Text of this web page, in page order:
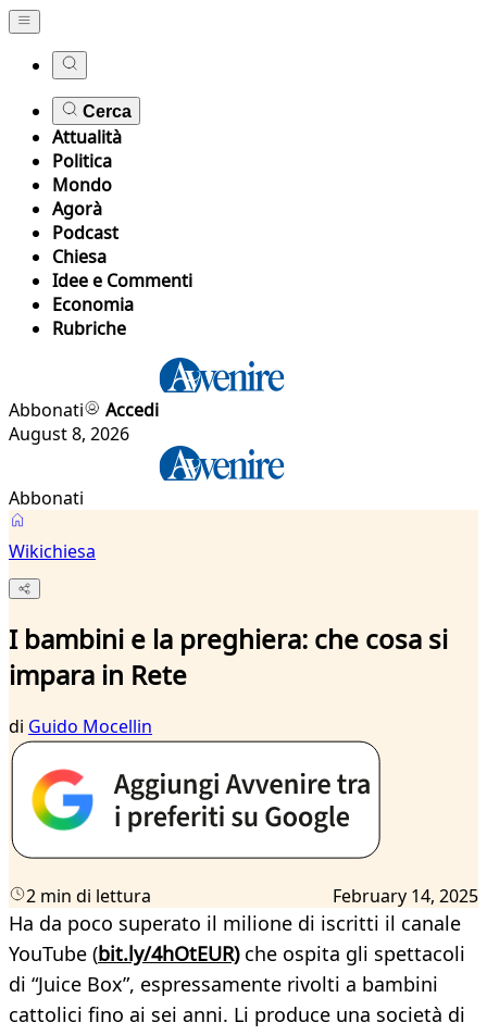
Cerca
Attualità
Politica
Mondo
Agorà
Podcast
Chiesa
Idee e Commenti
Economia
Rubriche
Abbonati
Accedi
August 8, 2026
Abbonati
Wikichiesa
I bambini e la preghiera: che cosa si
impara in Rete
di Guido Mocellin
2 min di lettura February 14, 2025
Ha da poco superato il milione di iscritti il canale
YouTube (bit.ly/4hOtEUR)che ospita gli spettacoli
di “Juice Box”, espressamente rivolti a bambini
cattolici fino ai sei anni. Li produce una società di